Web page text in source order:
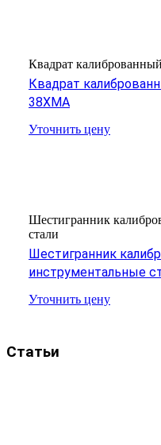
Квадрат
Квадрат
38ХМА
Уточнить цену
Шестигранник
стали
Шестигранник
инструментальные
Уточнить цену
Статьи